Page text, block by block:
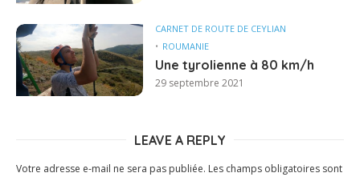
CARNET DE ROUTE DE CEYLIAN
ROUMANIE
Une tyrolienne à 80 km/h
29 septembre 2021
LEAVE A REPLY
Votre adresse e-mail ne sera pas publiée. Les champs obligatoires sont